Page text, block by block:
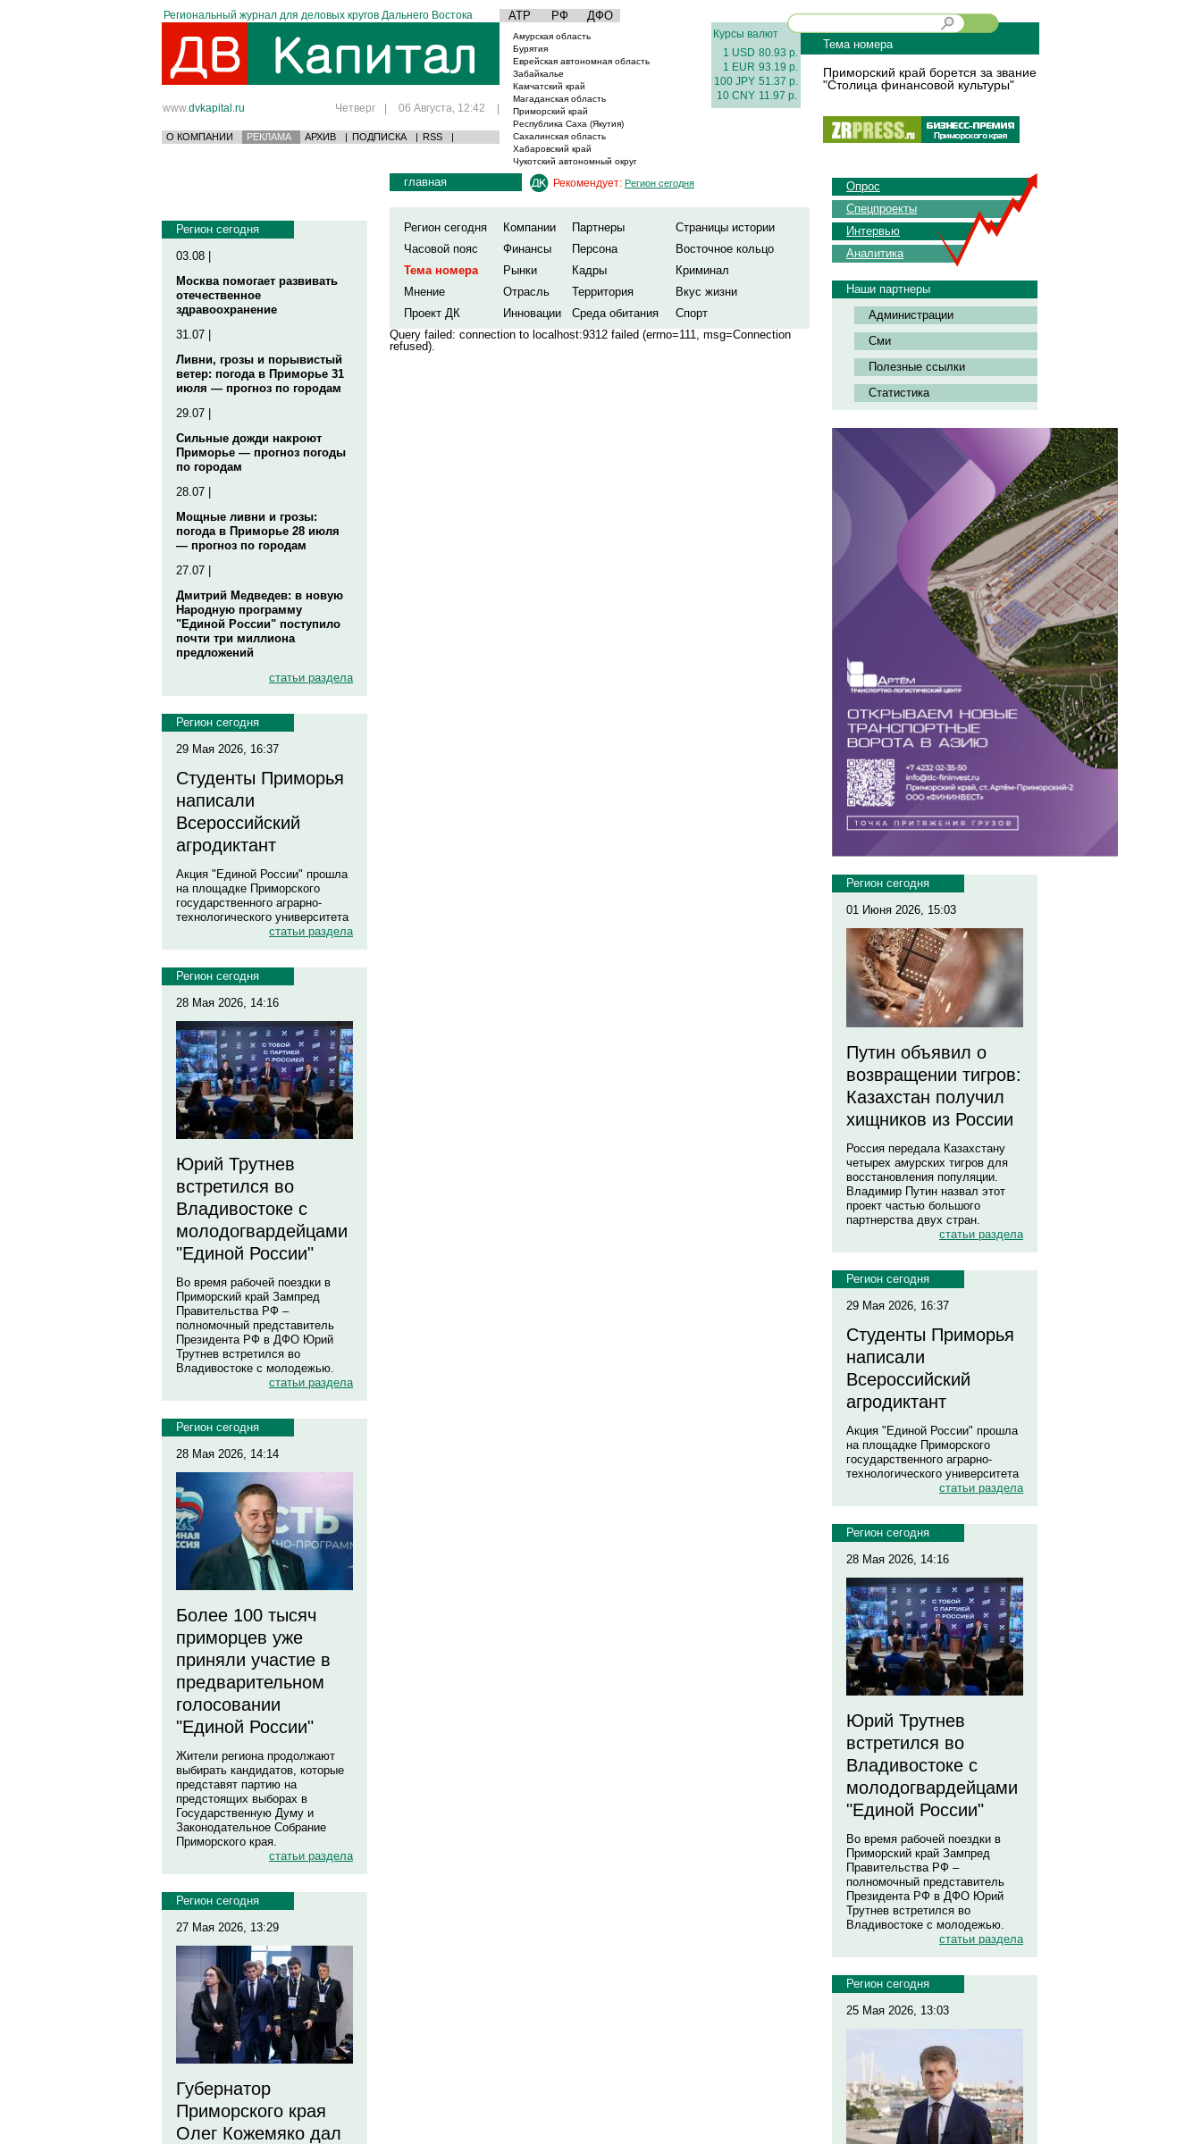
Региональный журнал для деловых кругов Дальнего Востока АТР РФ ДФО
www.dvkapital.ru Четверг | 06 Августа, 12:42 |
О КОМПАНИИ РЕКЛАМА АРХИВ | ПОДПИСКА | RSS |
Амурская область
Бурятия
Еврейская автономная область
Забайкалье
Камчатский край
Магаданская область
Приморский край
Республика Саха (Якутия)
Сахалинская область
Хабаровский край
Чукотский автономный округ
Курсы валют
1 USD 80.93 р.
1 EUR 93.19 р.
100 JPY 51.37 р.
10 CNY 11.97 р.
Тема номера
Приморский край борется за звание
"Столица финансовой культуры"
Регион сегодня
03.08 |
Москва помогает развивать
отечественное
здравоохранение
31.07 |
Ливни, грозы и порывистый
ветер: погода в Приморье 31
июля — прогноз по городам
29.07 |
Сильные дожди накроют
Приморье — прогноз погоды
по городам
28.07 |
Мощные ливни и грозы:
погода в Приморье 28 июля
— прогноз по городам
27.07 |
Дмитрий Медведев: в новую
Народную программу
"Единой России" поступило
почти три миллиона
предложений
статьи раздела
Регион сегодня
29 Мая 2026, 16:37
Студенты Приморья
написали
Всероссийский
агродиктант
Акция "Единой России" прошла
на площадке Приморского
государственного аграрно-
технологического университета
статьи раздела
Регион сегодня
28 Мая 2026, 14:16
Юрий Трутнев
встретился во
Владивостоке с
молодогвардейцами
"Единой России"
Во время рабочей поездки в
Приморский край Зампред
Правительства РФ –
полномочный представитель
Президента РФ в ДФО Юрий
Трутнев встретился во
Владивостоке с молодежью.
статьи раздела
Регион сегодня
28 Мая 2026, 14:14
Более 100 тысяч
приморцев уже
приняли участие в
предварительном
голосовании
"Единой России"
Жители региона продолжают
выбирать кандидатов, которые
представят партию на
предстоящих выборах в
Государственную Думу и
Законодательное Собрание
Приморского края.
статьи раздела
Регион сегодня
27 Мая 2026, 13:29
Губернатор
Приморского края
Олег Кожемяко дал
главная Рекомендует: Регион сегодня
Регион сегодня Компании Партнеры
Страницы истории
Часовой пояс
Финансы Персона
Восточное кольцо
Тема номера
Рынки Кадры
Криминал
Мнение
Отрасль Территория
Вкус жизни
Проект ДК
Инновации Среда обитания
Спорт
Query failed: connection to localhost:9312 failed (errno=111, msg=Connection
refused).
Опрос
Спецпроекты
Интервью
Аналитика
Наши партнеры
Администрации
Сми
Полезные ссылки
Статистика
Регион сегодня
01 Июня 2026, 15:03
Путин объявил о
возвращении тигров:
Казахстан получил
хищников из России
Россия передала Казахстану
четырех амурских тигров для
восстановления популяции.
Владимир Путин назвал этот
проект частью большого
партнерства двух стран.
статьи раздела
Регион сегодня
29 Мая 2026, 16:37
Студенты Приморья
написали
Всероссийский
агродиктант
Акция "Единой России" прошла
на площадке Приморского
государственного аграрно-
технологического университета
статьи раздела
Регион сегодня
28 Мая 2026, 14:16
Юрий Трутнев
встретился во
Владивостоке с
молодогвардейцами
"Единой России"
Во время рабочей поездки в
Приморский край Зампред
Правительства РФ –
полномочный представитель
Президента РФ в ДФО Юрий
Трутнев встретился во
Владивостоке с молодежью.
статьи раздела
Регион сегодня
25 Мая 2026, 13:03